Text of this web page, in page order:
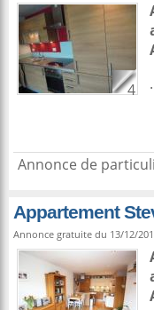
4
Annonce de
Appartement
Annonce gratuite du 13/12/